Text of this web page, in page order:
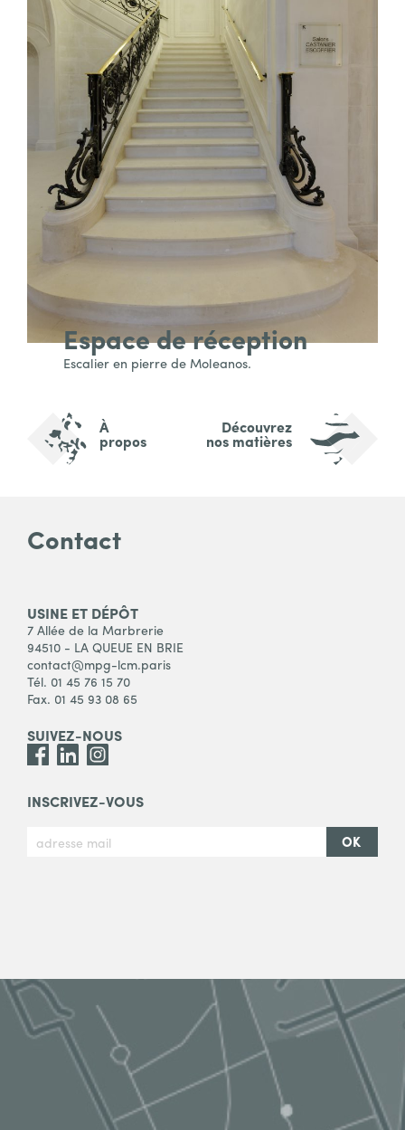
Espace de réception
Escalier en pierre de Moleanos.
À
propos
Découvrez
nos matières
Contact
USINE ET DÉPÔT
7 Allée de la Marbrerie
94510 - LA QUEUE EN BRIE
contact@mpg-lcm.paris
Tél. 01 45 76 15 70
Fax. 01 45 93 08 65
SUIVEZ-NOUS
INSCRIVEZ-VOUS
adresse mail